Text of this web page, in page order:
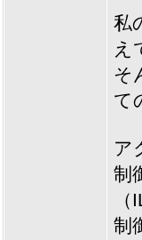
私
え
そ
て
ア
制
制